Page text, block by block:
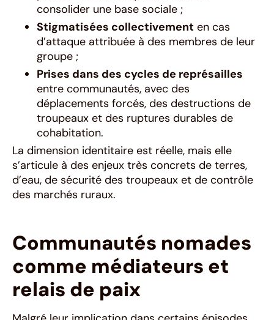
consolider une base sociale ;
Stigmatisées collectivement en cas
d’attaque attribuée à des membres de leur
groupe ;
Prises dans des cycles de représailles
entre communautés, avec des
déplacements forcés, des destructions de
troupeaux et des ruptures durables de
cohabitation.
La dimension identitaire est réelle, mais elle
s’articule à des enjeux très concrets de terres,
d’eau, de sécurité des troupeaux et de contrôle
des marchés ruraux.
Communautés nomades
comme médiateurs et
relais de paix